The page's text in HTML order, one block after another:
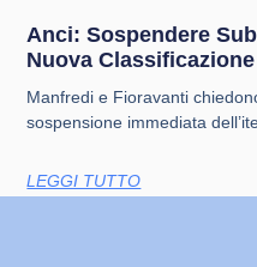
Anci: Sospendere
Nuova
Manfredi e Fioravanti
sospensione immediata
LEGGI TUTTO